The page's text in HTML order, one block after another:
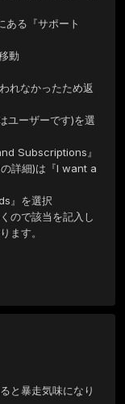
れなかったため返
ユーザーです)を選
Subscriptions』
詳細)は『I want a
』を選択
ので該当を記入し
ます。
と暴走気味になり